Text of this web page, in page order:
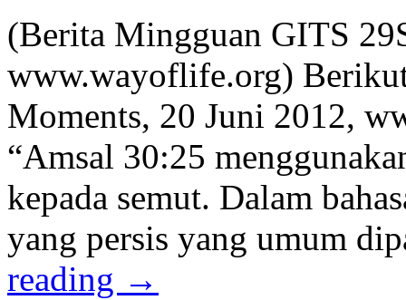
(Berita Mingguan GITS
www.wayoflife.org)
Moments, 20 Juni 2012,
“Amsal 30:25
kepada semut. Dalam
yang persis yang umum
reading →